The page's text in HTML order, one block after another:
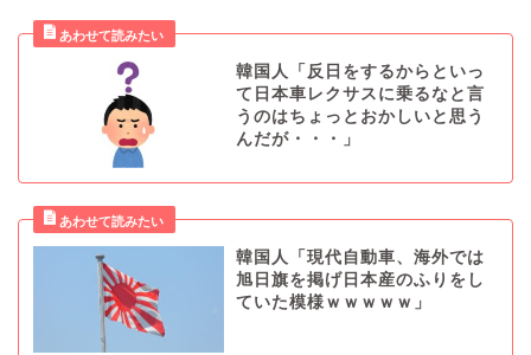
韓国人「反日をするからといっ
て日本車レクサスに乗るなと言
うのはちょっとおかしいと思う
んだが・・・」
韓国人「現代自動車、海外では
旭日旗を掲げ日本産のふりをし
ていた模様ｗｗｗｗｗ」